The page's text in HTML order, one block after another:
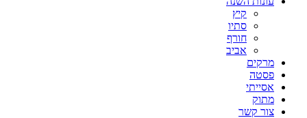
קיץ
סתיו
חורף
אביב
מרקים
פסטה
אסייתי
מתוק
צור קשר